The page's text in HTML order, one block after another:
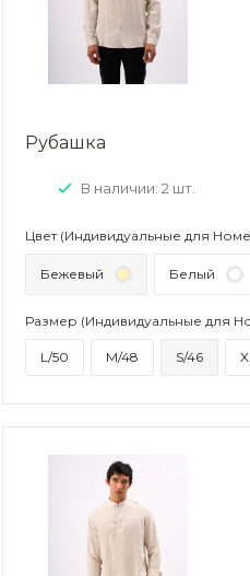
Рубашка
В наличии: 2 шт.
Цвет (Индивидуальные для
Бежевый Белый
Размер (Индивидуальные для
L/50 M/48 S/46